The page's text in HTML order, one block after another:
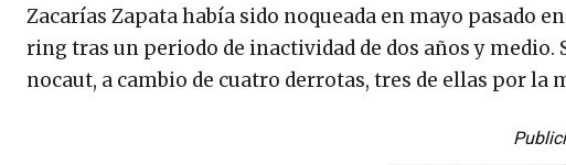
Zacarías Zapata había sido noqueada en mayo pasado
ring tras un periodo de inactividad de dos años y
nocaut, a cambio de cuatro derrotas, tres de ellas por la